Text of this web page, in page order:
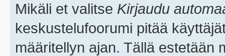
Mikäli et valitse Kirjaudu
keskustelufoorumi pitää
määritellyn ajan. Tällä estetään